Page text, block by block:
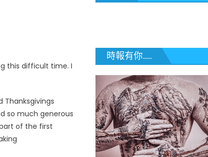
this difficult time. I
Thanksgivings
so much generous
of the first
時報有你......